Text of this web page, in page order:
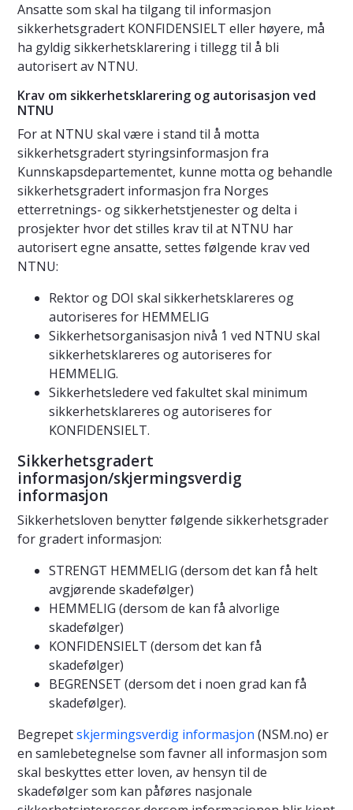
Ansatte som skal ha tilgang til informasjon
sikkerhetsgradert KONFIDENSIELT eller høyere, må
ha gyldig sikkerhetsklarering i tillegg til å bli
autorisert av NTNU.
Krav om sikkerhetsklarering og autorisasjon ved
NTNU
For at NTNU skal være i stand til å motta
sikkerhetsgradert styringsinformasjon fra
Kunnskapsdepartementet, kunne motta og behandle
sikkerhetsgradert informasjon fra Norges
etterretnings- og sikkerhetstjenester og delta i
prosjekter hvor det stilles krav til at NTNU har
autorisert egne ansatte, settes følgende krav ved
NTNU:
Rektor og DOI skal sikkerhetsklareres og
autoriseres for HEMMELIG
Sikkerhetsorganisasjon nivå 1 ved NTNU skal
sikkerhetsklareres og autoriseres for
HEMMELIG.
Sikkerhetsledere ved fakultet skal minimum
sikkerhetsklareres og autoriseres for
KONFIDENSIELT.
Sikkerhetsgradert
informasjon/skjermingsverdig
informasjon
Sikkerhetsloven benytter følgende sikkerhetsgrader
for gradert informasjon:
STRENGT HEMMELIG (dersom det kan få helt
avgjørende skadefølger)
HEMMELIG (dersom de kan få alvorlige
skadefølger)
KONFIDENSIELT (dersom det kan få
skadefølger)
BEGRENSET (dersom det i noen grad kan få
skadefølger).
Begrepetskjermingsverdig informasjon (NSM.no) er
en samlebetegnelse som favner all informasjon som
skal beskyttes etter loven, av hensyn til de
skadefølger som kan påføres nasjonale